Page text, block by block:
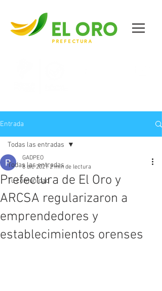
Entrada
Todas las entradas
Tu comunidad
Todas las entradas
Prefectura de El Oro y
ARCSA regularizaron a
emprendedores y
establecimientos orenses
GADPEO
8 dic 2021 2 min de lectura